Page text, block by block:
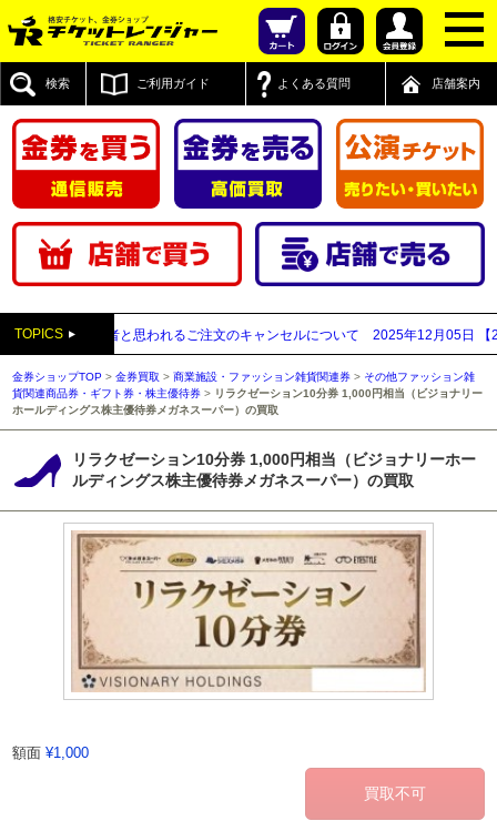
検索 ご利用ガイド よくある質問 店舗案内
TOPICS
い買取業者と思われるご注文のキャンセルについて 2025年12月05日 【2025年
金券ショップTOP >金券買取 >商業施設・ファッション雑貨関連券 > その他ファッション雑
貨関連商品券・ギフト券・株主優待券 > リラクゼーション10分券 1,000円相当（ビジョナリー
ホールディングス株主優待券メガネスーパー）の買取
リラクゼーション10分券 1,000円相当（ビジョナリーホー
ルディングス株主優待券メガネスーパー）の買取
額面 ¥1,000